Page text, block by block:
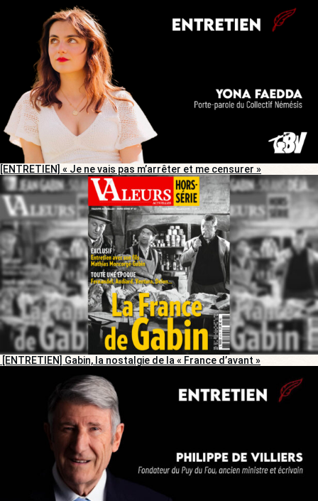
[ENTRETIEN] « Je ne vais pas m’arrêter et me censurer »
[ENTRETIEN] Gabin, la nostalgie de la « France d’avant »